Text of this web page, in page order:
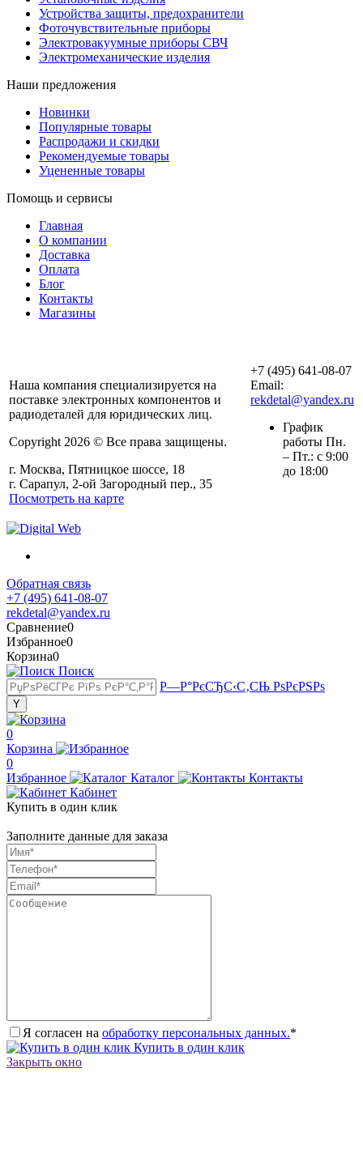
Устройства защиты, предохранители
Фоточувствительные приборы
Электровакуумные приборы СВЧ
Электромеханические изделия
Наши предложения
Новинки
Популярные товары
Распродажи и скидки
Рекомендуемые товары
Уцененные товары
Помощь и сервисы
Главная
О компании
Доставка
Оплата
Блог
Контакты
Магазины
Наша компания специализируется на
поставке электронных компонентов и
радиодеталей для юридических лиц.
Copyright 2026 © Все права защищены.
г. Москва, Пятницкое шоссе, 18
г. Сарапул, 2-ой Загородный пер., 35
Посмотреть на карте
+7 (495) 641-08-07
Email:
rekdetal@yandex.ru
График
работы Пн.
– Пт.: с 9:00
до 18:00
Обратная связь
+7 (495) 641-08-07
rekdetal@yandex.ru
Сравнение0
Избранное0
Корзина0
Поиск
Р—Р°РєСЂС‹С‚СЊ РѕРєРЅРѕ
0
Корзина
0
Избранное
Каталог
Контакты
Кабинет
Купить в один клик
Заполните данные для заказа
Я согласен на обработку персональных данных.*
Купить в один клик
Закрыть окно